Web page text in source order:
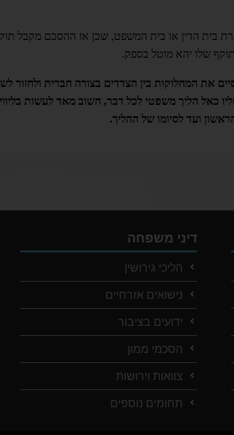
בית הדין או בית המשפט, שכן אז ההסכם מקבל
שלו יהא מוטל בספק.
את המחלוקות בין הצדדים בצורה חברית ולחזור
הליך משפטי לכל דבר, חשוב מאד לעשות בליווי
ועד לסיומו של ההליך.
דיני משפחה
הליכי גירושין
נישואים אזרחיים
ידועים בציבור
הסכמי ממון
צוואות וירושות
תחומים נוספים